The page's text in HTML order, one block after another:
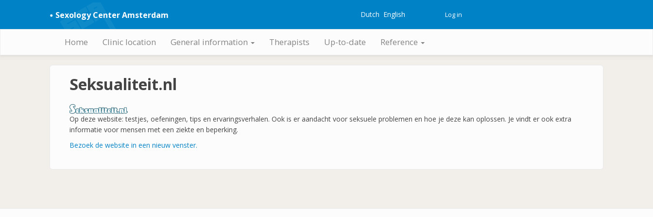
Sexology Center Amsterdam Dutch English Gebruikersmenu
Log in
Hoofdnavigatie
Home Clinic location General information Therapists Up-to-date Reference
Seksualiteit.nl
Op deze website: testjes, oefeningen, tips en ervaringsverhalen. Ook is er aandacht voor seksuele problemen en hoe je deze kan oplossen. Je vindt er ook extra
informatie voor mensen met een ziekte en beperking.
Bezoek de website in een nieuw venster.